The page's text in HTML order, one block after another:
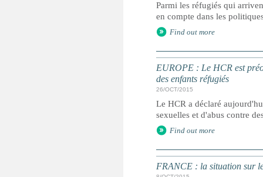
Parmi les réfugiés qui
en compte dans les
Find out more
EUROPE : Le HCR est
des enfants réfugiés
26/OCT/2015
Le HCR a déclaré
sexuelles et d'abus contre
Find out more
FRANCE : la situation sur